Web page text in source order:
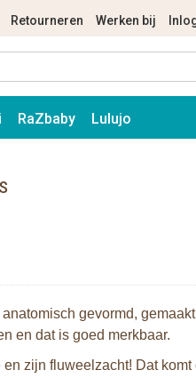
Retourneren Werken bij
RaZbaby Lulujo
gevormd,
en dat is goed merkbaar.
zijn fluweelzacht! Dat komt